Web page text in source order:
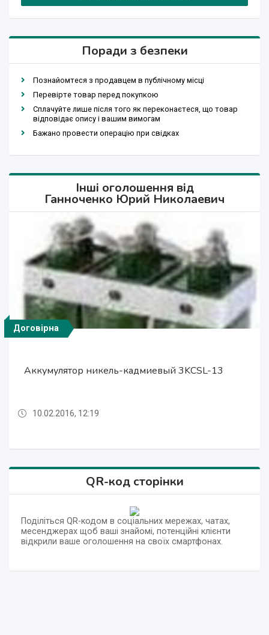
Поради з безпеки
Познайомтеся з продавцем в публічному місці
Перевірте товар перед покупкою
Сплачуйте лише після того як переконаєтеся, що товар
відповідає опису і вашим вимогам
Бажано провести операцію при свідках
Інші оголошення від
Ганноченко Юрий Николаевич
Договірна
Аккумулятор никель-кадмиевый 3KCSL-13
200 грн.
Шаль ручной работы вязанная крючком.
1 500 грн.
Аппарат переговорный комбайновый АПКМ
Договірна
Аккумулятор никель-кадмиевый 3KCSL-13
10.02.2016, 12:19
200 грн.
Шаль ручной работы вязанная крючком.
QR-код сторінки
Поділіться QR-кодом в соціальних мережах, чатах,
месенджерах щоб ваші знайомі, потенційні клієнти
відкрили ваше оголошення на своїх смартфонах.